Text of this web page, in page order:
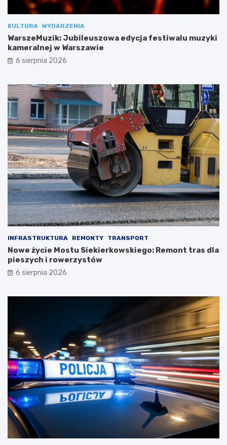
KULTURA WYDARZENIA
WarszeMuzik: Jubileuszowa edycja festiwalu muzyki
kameralnej w Warszawie
6 sierpnia 2026
INFRASTRUKTURA REMONTY TRANSPORT
Nowe życie Mostu Siekierkowskiego: Remont tras dla
pieszych i rowerzystów
6 sierpnia 2026